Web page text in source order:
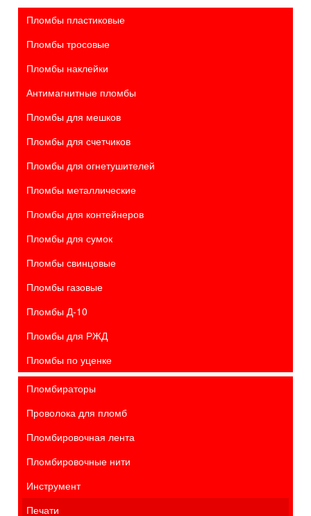
Пломбы пластиковые
Пломбы тросовые
Пломбы наклейки
Антимагнитные пломбы
Пломбы для мешков
Пломбы для счетчиков
Пломбы для огнетушителей
Пломбы металлические
Пломбы для контейнеров
Пломбы для сумок
Пломбы свинцовые
Пломбы газовые
Пломбы Д-10
Пломбы для РЖД
Пломбы по уценке
Пломбираторы
Проволока для пломб
Пломбировочная лента
Пломбировочные нити
Инструмент
Печати